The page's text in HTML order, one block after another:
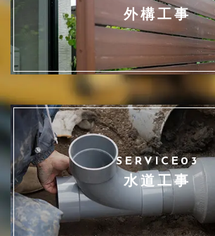
外構工事
SERVICE03
水道工事